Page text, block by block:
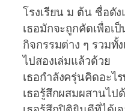
โรงเรียน ม ต้น ชื่อดัง
เธอมักจะถูกคัดเพื่อเ
กิจกรรมต่าง ๆ รวมทั้
ไปสองเล่มแล้วด้วย
เธอกำลังครุ่นคิดอะไ
เธอรู้สึกผสมผสานไ